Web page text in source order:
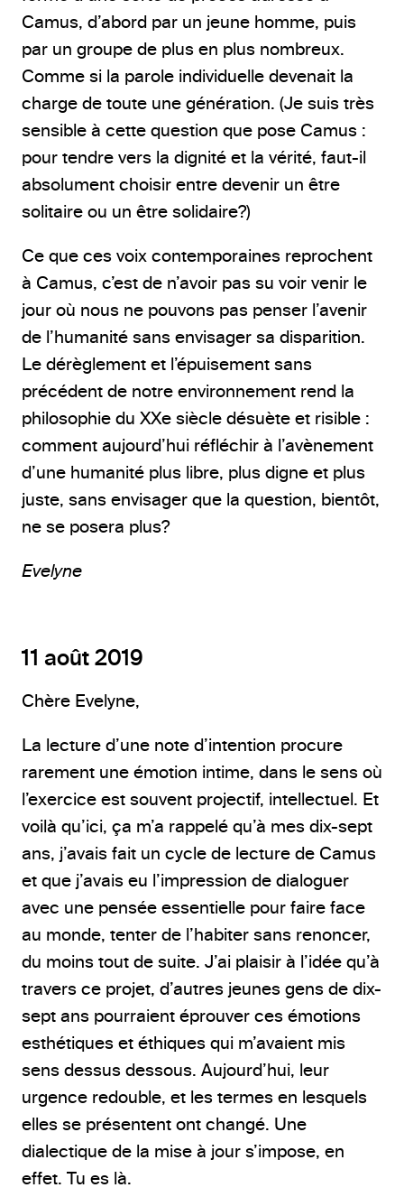
Camus, d’abord par un jeune homme, puis
par un groupe de plus en plus nombreux.
Comme si la parole individuelle devenait la
charge de toute une génération. (Je suis très
sensible à cette question que pose Camus :
pour tendre vers la dignité et la vérité, faut-il
absolument choisir entre devenir un être
solitaire ou un être solidaire?)
Ce que ces voix contemporaines reprochent
à Camus, c’est de n’avoir pas su voir venir le
jour où nous ne pouvons pas penser l’avenir
de l’humanité sans envisager sa disparition.
Le dérèglement et l’épuisement sans
précédent de notre environnement rend la
philosophie du XXe siècle désuète et risible :
comment aujourd’hui réfléchir à l’avènement
d’une humanité plus libre, plus digne et plus
juste, sans envisager que la question, bientôt,
ne se posera plus?
Evelyne
11 août 2019
Chère Evelyne,
La lecture d’une note d’intention procure
rarement une émotion intime, dans le sens où
l’exercice est souvent projectif, intellectuel. Et
voilà qu’ici, ça m’a rappelé qu’à mes dix-sept
ans, j’avais fait un cycle de lecture de Camus
et que j’avais eu l’impression de dialoguer
avec une pensée essentielle pour faire face
au monde, tenter de l’habiter sans renoncer,
du moins tout de suite. J’ai plaisir à l’idée qu’à
travers ce projet, d’autres jeunes gens de dix-
sept ans pourraient éprouver ces émotions
esthétiques et éthiques qui m’avaient mis
sens dessus dessous. Aujourd’hui, leur
urgence redouble, et les termes en lesquels
elles se présentent ont changé. Une
dialectique de la mise à jour s’impose, en
effet. Tu es là.